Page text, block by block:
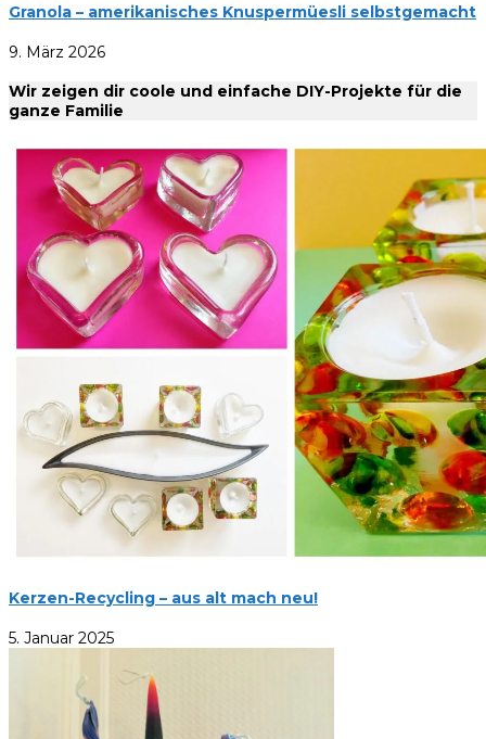
Granola – amerikanisches Knuspermüesli selbstgemacht
9. März 2026
Wir zeigen dir coole und einfache DIY-Projekte für die
ganze Familie
Kerzen-Recycling – aus alt mach neu!
5. Januar 2025